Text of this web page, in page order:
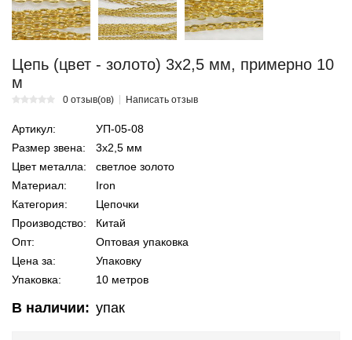
Цепь (цвет - золото) 3х2,5 мм, примерно 10
м
0 отзыв(ов) Написать отзыв
Артикул:
УП-05-08
Размер звена:
3х2,5 мм
Цвет металла:
светлое золото
Материал:
Iron
Категория:
Цепочки
Производство:
Китай
Опт:
Оптовая упаковка
Цена за:
Упаковку
Упаковка:
10 метров
В наличии: упак